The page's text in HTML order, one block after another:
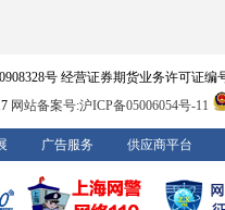
号 经营证券期货业务许可证编
网站备案号:沪ICP备05006054号-11
广告服务 供应商平台